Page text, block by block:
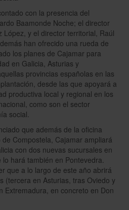
con la presencia del
Baamonde Noche; el director
y el director territorial, Raúl
han ofrecido una rueda de
los planes de Cajamar para
en Galicia, Asturias y
provincias españolas en las
desde las que apoyará a
productiva local y regional en los
como son el sector
social.
que además de la oficina
Compostela, Cajamar ampliará
con dos nuevas sucursales en
hará también en Pontevedra.
que a lo largo de este año abrirá
(tercera en Asturias, tras Oviedo y
Extremadura, en concreto en Don